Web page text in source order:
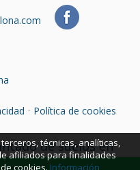
· Política de cookies
de suelos en
técnicas, analíticas,
afiliados para finalidades
cookies. Información